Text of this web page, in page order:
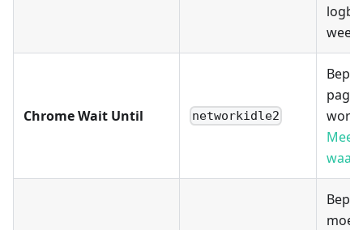
Chrome Wait Until networkidle2
Meer
moet